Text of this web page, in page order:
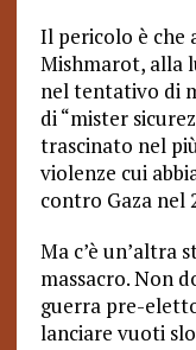
Il pericolo è che
Mishmarot, alla
nel tentativo di
di “mister
trascinato nel
violenze cui
contro Gaza nel
Ma c’è un’altra
massacro. Non
guerra pre-
lanciare vuoti